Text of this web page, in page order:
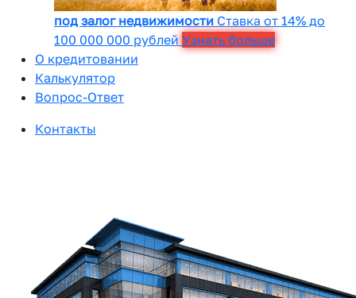
под залог недвижимости Ставка от 14% до
100 000 000 рублей Узнать больше
О кредитовании
Калькулятор
Вопрос-Ответ
Контакты